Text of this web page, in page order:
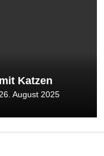
Katzen
August 2025